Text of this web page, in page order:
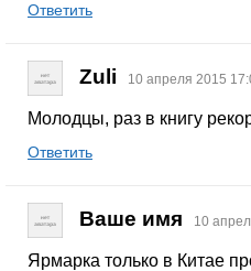
Ответить
Zuli 10 апреля 2015
Молодцы, раз в книгу
Ответить
Ваше имя 10
Ярмарка только в Китае